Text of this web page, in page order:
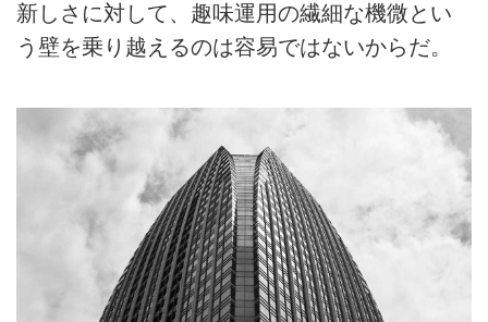
新しさに対して、趣味運用の繊細な機微とい
う壁を乗り越えるのは容易ではないからだ。